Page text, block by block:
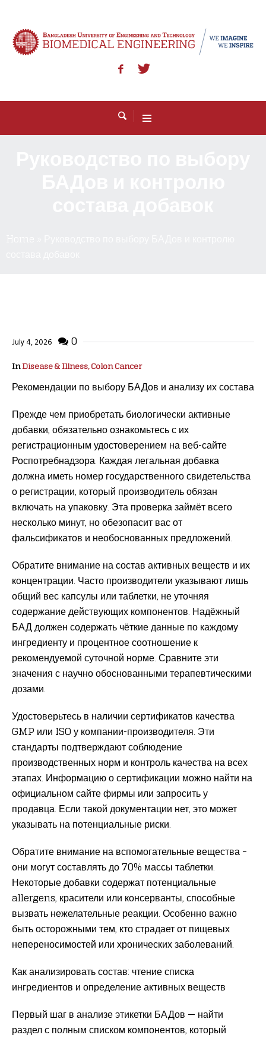
July 4, 2026 0
InDisease & Illness, Colon Cancer
Рекомендации по выбору БАДов и анализу их состава
Прежде чем приобретать биологически активные
добавки, обязательно ознакомьтесь с их
регистрационным удостоверением на веб-сайте
Роспотребнадзора. Каждая легальная добавка
должна иметь номер государственного свидетельства
о регистрации, который производитель обязан
включать на упаковку. Эта проверка займёт всего
несколько минут, но обезопасит вас от
фальсификатов и необоснованных предложений.
Обратите внимание на состав активных веществ и их
концентрации. Часто производители указывают лишь
общий вес капсулы или таблетки, не уточняя
содержание действующих компонентов. Надёжный
БАД должен содержать чёткие данные по каждому
ингредиенту и процентное соотношение к
рекомендуемой суточной норме. Сравните эти
значения с научно обоснованными терапевтическими
дозами.
Удостоверьтесь в наличии сертификатов качества
GMP или ISO у компании-производителя. Эти
стандарты подтверждают соблюдение
производственных норм и контроль качества на всех
этапах. Информацию о сертификации можно найти на
официальном сайте фирмы или запросить у
продавца. Если такой документации нет, это может
указывать на потенциальные риски.
Обратите внимание на вспомогательные вещества –
они могут составлять до 70% массы таблетки.
Некоторые добавки содержат потенциальные
allergens, красители или консерванты, способные
вызвать нежелательные реакции. Особенно важно
быть осторожными тем, кто страдает от пищевых
непереносимостей или хронических заболеваний.
Как анализировать состав: чтение списка
ингредиентов и определение активных веществ
Первый шаг в анализе этикетки БАДов — найти
раздел с полным списком компонентов, который